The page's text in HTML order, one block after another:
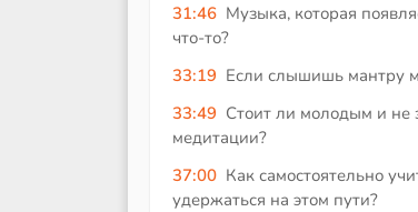
31:46 Музыка, которая
что-то?
33:19 Если слышишь мантру
33:49 Стоит ли молодым и не
медитации?
37:00 Как самостоятельно
удержаться на этом пути?